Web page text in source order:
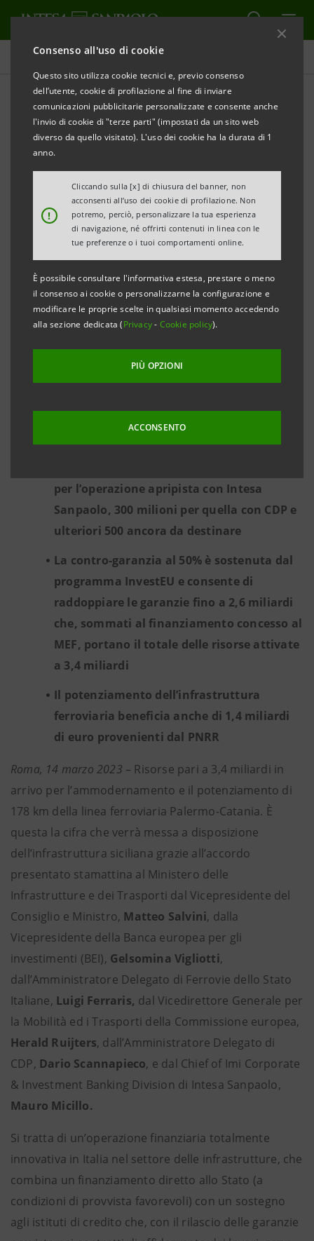
Consenso all'uso di cookie
Questo sito utilizza cookie tecnici e, previo consenso
dell’utente, cookie di profilazione al fine di inviare
comunicazioni pubblicitarie personalizzate e consente anche
l'invio di cookie di "terze parti" (impostati da un sito web
diverso da quello visitato). L'uso dei cookie ha la durata di 1
anno.
!
Cliccando sulla [x] di chiusura del banner, non
acconsenti all’uso dei cookie di profilazione. Non
potremo, perciò, personalizzare la tua esperienza
di navigazione, né offrirti contenuti in linea con le
tue preferenze o i tuoi comportamenti online.
È possibile consultare l'informativa estesa, prestare o meno
il consenso ai cookie o personalizzarne la configurazione e
modificare le proprie scelte in qualsiasi momento accedendo
alla sezione dedicata (Privacy- Cookie policy).
PIÙ OPZIONI
ACCONSENTO
Comunicati stampa
STAMPA AGGIORNA
InvestEU: in arrivo 3,4 miliardi di euro per
l’ammodernamento della linea ferroviaria
L’ammodernamento di 178 Km della tratta
Palermo - Catania permetterà di ridurre di
un terzo i tempi di percorrenza attuali,
collegando con servizi ferroviari diretti le
sullo sviluppo economico, sociale e
sostenibile della Sicilia
2,1 miliardi di euro suddiviso in un
finanziamento diretto al MEF di 800 milioni
garanzia, studiato insieme a Ferrovie dello
Stato Italiane, da 1,3 miliardi a favore di
per l’operazione apripista con Intesa
Sanpaolo, 300 milioni per quella con CDP e
ulteriori 500 ancora da destinare
La contro-garanzia al 50% è sostenuta dal
programma InvestEU e consente di
raddoppiare le garanzie fino a 2,6 miliardi
che, sommati al finanziamento concesso al
MEF, portano il totale delle risorse attivate
a 3,4 miliardi
Il potenziamento dell’infrastruttura
ferroviaria beneficia anche di 1,4 miliardi
di euro provenienti dal PNRR
Roma, 14 marzo 2023 – Risorse pari a 3,4 miliardi in
arrivo per l’ammodernamento e il potenziamento di
178 km della linea ferroviaria Palermo-Catania. È
questa la cifra che verrà messa a disposizione
dell’infrastruttura siciliana grazie all’accordo
presentato stamattina al Ministero delle
Infrastrutture e dei Trasporti dal Vicepresidente del
Consiglio e Ministro, Matteo Salvini, dalla
Vicepresidente della Banca europea per gli
investimenti (BEI), Gelsomina Vigliotti,
dall’Amministratore Delegato di Ferrovie dello Stato
Italiane, Luigi Ferraris, dal Vicedirettore Generale per
la Mobilità ed i Trasporti della Commissione europea,
Herald Ruijters, dall’Amministratore Delegato di
CDP, Dario Scannapieco, e dal Chief of Imi Corporate
& Investment Banking Division di Intesa Sanpaolo,
Mauro Micillo.
Si tratta di un’operazione finanziaria totalmente
innovativa in Italia nel settore delle infrastrutture, che
combina un finanziamento diretto allo Stato (a
condizioni di provvista favorevoli) con un sostegno
agli istituti di credito che, con il rilascio delle garanzie